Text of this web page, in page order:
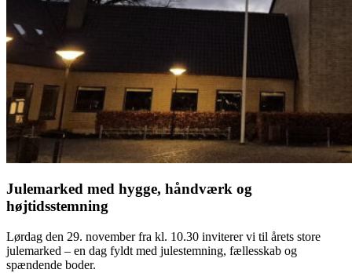
Julemarked med hygge, håndværk og
højtidsstemning
Lørdag den 29. november fra kl. 10.30 inviterer vi til årets store
julemarked – en dag fyldt med julestemning, fællesskab og
spændende boder.